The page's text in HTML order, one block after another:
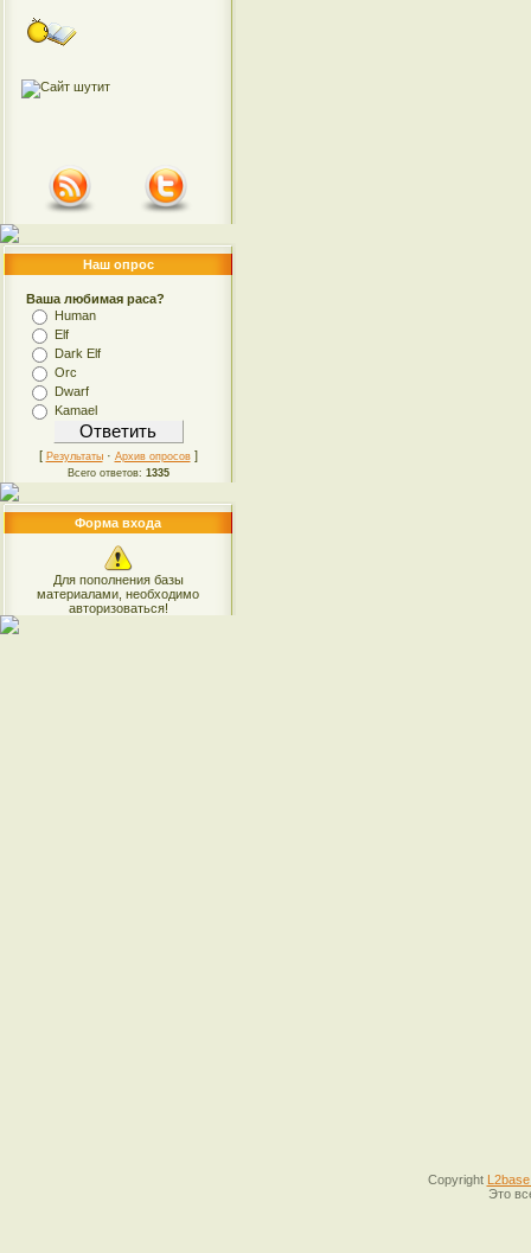
Наш опрос
Ваша любимая раса?
Human
Elf
Dark Elf
Orc
Dwarf
Kamael
[ Результаты· Архив опросов]
Всего ответов: 1335
Форма входа
Для пополнения базы
материалами, необходимо
авторизоваться!
Copyright
Это